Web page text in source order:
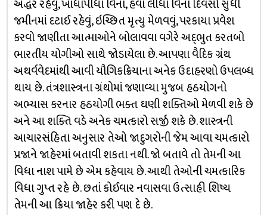
અદ્ધર રહેવું, ખાધાપીધા વિના, હવા લીધા વિના દિવસો સુધી
જમીનમાં દટાઈ રહેવું, ઇચ્છિત મૃત્યુ મેળવવું, પરકાયા પ્રવેશ
કરવો જાણીતા આત્માઓને બોલાવવા વગેરે અદ્‌ભુત કરતબો
ભારતીય યોગીઓ સાથે જોડાયેલા છે. આપણા વૈદિક ગ્રંથ
અથર્વવેદમાંથી આવી યૌગિકક્રિયાના અનેક ઉદાહરણો ઉપલબ્ધ
થાય છે. તંત્રશાસ્ત્રના ગ્રંથોમાં જણાવ્યા મુજબ હઠયોગનો
અભ્યાસ કરનાર હઠયોગી ભક્ત ઘણી શક્તિઓ મેળવી શકે છે
અને આ શક્તિ વડે અનેક ચમત્કારો સર્જી શકે છે. શાસ્ત્રની
આચારસંહિતા અનુસાર તેઓ જાદુગરોની જેમ આવા ચમત્કારો
પ્રજાને જાહેરમાં બતાવી શકતા નથી. જો બતાવે તો તેમની આ
વિધા નાશ પામે છે એમ કહેવાય છે. આથી તેઓની ચમત્કારિક
વિધા ગુપ્ત રહે છે. છતાં કોઈવાર નવાસવા ઉત્સાહી શિષ્ય
તેમની આ ક્રિયા જાહેર કરી પણ દે છે.